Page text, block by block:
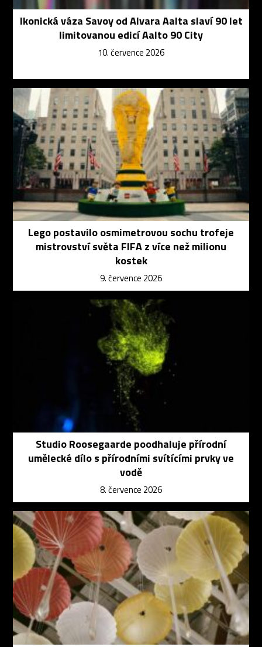
Ikonická váza Savoy od Alvara Aalta slaví 90 let
limitovanou edicí Aalto 90 City
10. července 2026
Lego postavilo osmimetrovou sochu trofeje
mistrovství světa FIFA z více než milionu
kostek
9. července 2026
Studio Roosegaarde poodhaluje přírodní
umělecké dílo s přírodními svítícími prvky ve
vodě
8. července 2026